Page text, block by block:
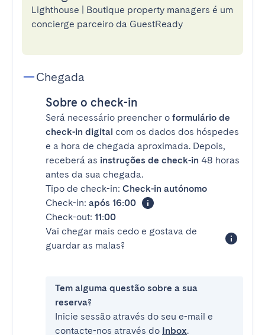
Lighthouse | Boutique property managers é um
concierge parceiro da GuestReady
Chegada
Sobre o check-in
Será necessário preencher o formulário de
check-in digital com os dados dos hóspedes
e a hora de chegada aproximada. Depois,
receberá as instruções de check-in 48 horas
antes da sua chegada.
Tipo de check-in: Check-in autónomo
Check-in: após 16:00
Check-out: 11:00
Vai chegar mais cedo e gostava de
guardar as malas?
Tem alguma questão sobre a sua
reserva?
Inicie sessão através do seu e-mail e
contacte-nos através do Inbox.